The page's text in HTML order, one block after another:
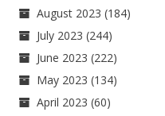
August 2023 (184)
July 2023 (244)
June 2023 (222)
May 2023 (134)
April 2023 (60)